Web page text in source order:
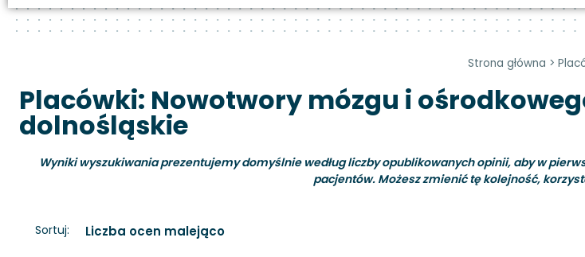
Strona główna >
Placówki: Nowotwory mózgu i
dolnośląskie
Wyniki wyszukiwania prezentujemy domyślnie według liczby opublikowanych opinii, aby w
pacjentów. Możesz zmienić tę kolejność,
Sortuj: